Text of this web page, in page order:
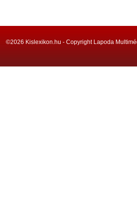
©2026 Kislexikon.hu - Copyright Lapoda